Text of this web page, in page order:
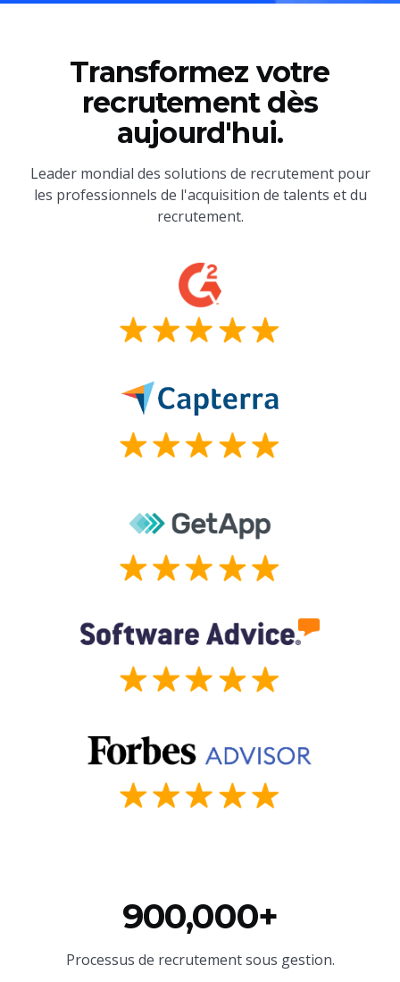
Transformez votre
recrutement dès
aujourd'hui.
Leader mondial des solutions de recrutement pour
les professionnels de l'acquisition de talents et du
recrutement.
900,000+
Processus de recrutement sous gestion.